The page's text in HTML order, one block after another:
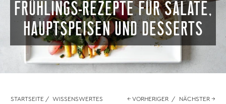
FRÜHLINGS-REZEPTE FÜR SALATE,
HAUPTSPEISEN UND DESSERTS
STARTSEITE / WISSENSWERTES ← VORHERIGER / NÄCHSTER →